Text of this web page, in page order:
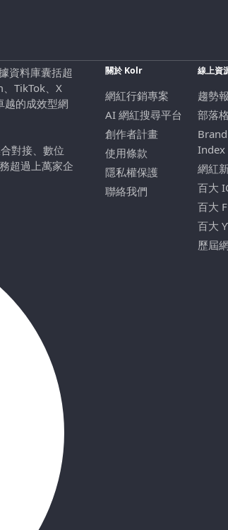
資料庫囊括超
TikTok、X
越的成效型網
對接、數位
超過上萬家企
關於 Kolr
網紅行銷專案
AI 網紅搜尋平台
創作者計畫
使用條款
隱私權保護
聯絡我們
線上資
趨勢
部落格
Index
網紅
百大
百大
百大
歷屆